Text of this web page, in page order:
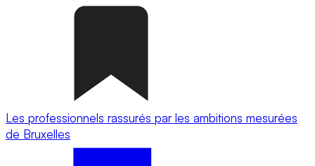
Les professionnels rassurés par les ambitions mesurées
de Bruxelles